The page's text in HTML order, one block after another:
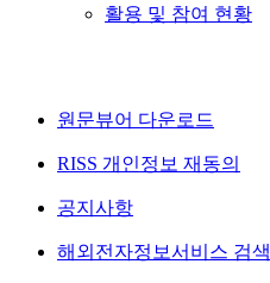
활용 및 참여 현황
원문뷰어 다운로드
RISS 개인정보 재동의
공지사항
해외전자정보서비스 검색